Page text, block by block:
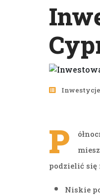
Inwestycje
P
podzielić
Niskie